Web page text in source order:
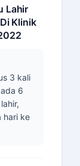
Lahir
Klinik
3 kali
6
hari ke